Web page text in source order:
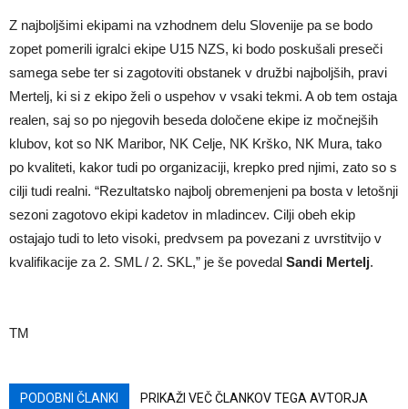
Z najboljšimi ekipami na vzhodnem delu Slovenije pa se bodo
zopet pomerili igralci ekipe U15 NZS, ki bodo poskušali preseči
samega sebe ter si zagotoviti obstanek v družbi najboljših, pravi
Mertelj, ki si z ekipo želi o uspehov v vsaki tekmi. A ob tem ostaja
realen, saj so po njegovih beseda določene ekipe iz močnejših
klubov, kot so NK Maribor, NK Celje, NK Krško, NK Mura, tako
po kvaliteti, kakor tudi po organizaciji, krepko pred njimi, zato so s
cilji tudi realni. “Rezultatsko najbolj obremenjeni pa bosta v letošnji
sezoni zagotovo ekipi kadetov in mladincev. Cilji obeh ekip
ostajajo tudi to leto visoki, predvsem pa povezani z uvrstitvijo v
kvalifikacije za 2. SML / 2. SKL,” je še povedal Sandi Mertelj.
TM
PODOBNI ČLANKI PRIKAŽI VEČ ČLANKOV TEGA AVTORJA